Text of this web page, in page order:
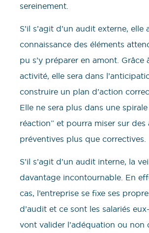
sereinement.
S’il s’agit d’un audit externe, elle
connaissance des éléments
pu s’y préparer en amont. Grâce
activité, elle sera dans
construire un plan d’action
Elle ne sera plus dans une
réaction” et pourra miser sur des
préventives plus que correctives.
S’il s’agit d’un audit interne, la
davantage incontournable. En
cas, l’entreprise se fixe ses
d’audit et ce sont les salariés
vont valider l’adéquation ou non